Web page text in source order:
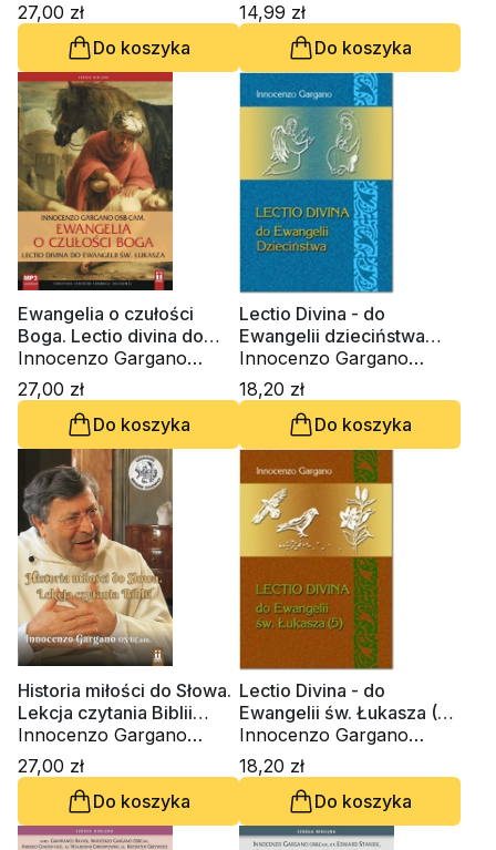
Wons SDS
27,00 zł
Do koszyka
14,99 zł
Do koszyka
Ewangelia o czułości
Boga. Lectio divina do
Ewangelii św. Łukasza
(CD-Audiobook)
Innocenzo Gargano
OSBCam.
27,00 zł
Do koszyka
Lectio Divina - do
Ewangelii dzieciństwa
(Tom 23)
Innocenzo Gargano
OSBCam.
18,20 zł
Do koszyka
Historia miłości do Słowa.
Lekcja czytania Biblii
(DVD)
Innocenzo Gargano
OSBCam.
27,00 zł
Do koszyka
Lectio Divina - do
Ewangelii św. Łukasza (5)
(Tom 22)
Innocenzo Gargano
OSBCam.
18,20 zł
Do koszyka